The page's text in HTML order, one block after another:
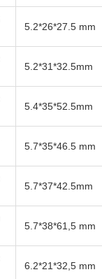
5.2*26*27.5 mm
5.2*31*32.5mm
5.4*35*52.5mm
5.7*35*46.5 mm
5.7*37*42.5mm
5.7*38*61,5 mm
6.2*21*32,5 mm